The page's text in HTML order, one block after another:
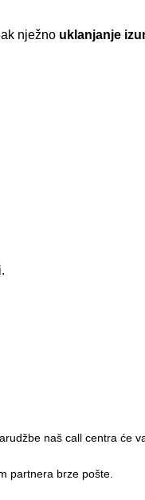
nježno uklanjanje
naš call centra će
partnera brze pošte.